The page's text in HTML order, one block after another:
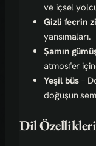
ve içsel
Gizli fecrin
yansımaları.
Şamın
atmosfer
Yeşil büs –
doğuşun
Dil Özellikleri